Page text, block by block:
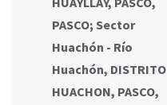
PASCO; Sector
Huachón - Río
Huachón, DISTRITO
HUACHON, PASCO,